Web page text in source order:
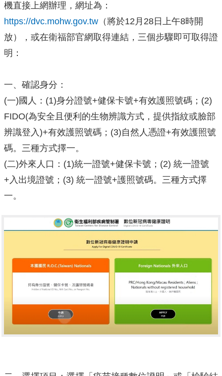
機直接上網辦理，網址為：
https://dvc.mohw.gov.tw （將於12月28日上午8時開
放），或在衛福部官網取得連結，三個步驟即可取得證
明：
一、確認身分：
(一)國人：(1)身分證號+健保卡號+有效護照號碼；(2)
FIDO(為安全且便利的生物辨識方式，提供指紋或臉部
辨識登入)+有效護照號碼；(3)自然人憑證+有效護照號
碼。三種方式擇一。
(二)外來人口：(1)統一證號+健保卡號；(2) 統一證號
+入出境證號；(3) 統一證號+護照號碼。三種方式擇
一。